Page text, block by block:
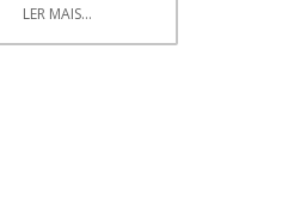
LER MAIS...